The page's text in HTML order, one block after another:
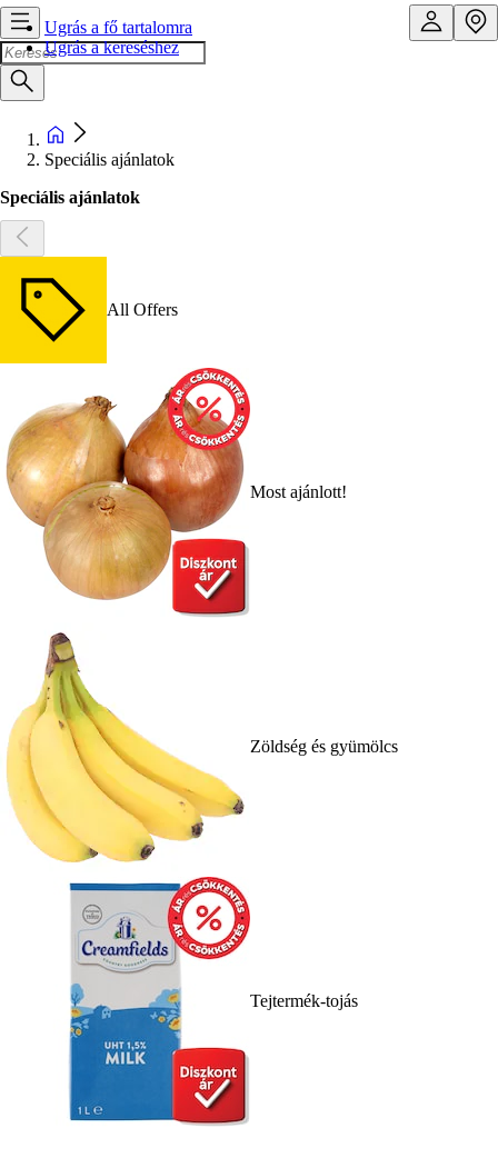
Ugrás a fő tartalomra
Ugrás a kereséshez
Speciális ajánlatok
Speciális ajánlatok
All Offers
Most ajánlott!
Zöldség és gyümölcs
Tejtermék-tojás